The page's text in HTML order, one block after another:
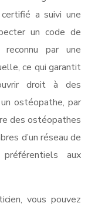
a suivi une
un code de
par une
ce qui garantit
droit à des
ostéopathe, par
des ostéopathes
d’un réseau de
aux
vous pouvez